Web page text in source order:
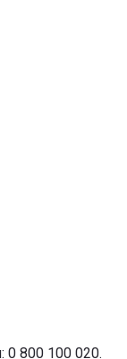
0 800 100 020.